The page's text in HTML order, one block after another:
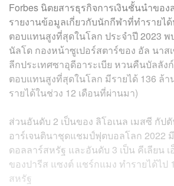
Forbes นิตยสารธุรกิจการเงินชั้นนำของ
รายงานข้อมูลเกี่ยวกับนักกีฬาที่ทำรายไ
ตอบแทนสูงที่สุดในโลก ประจำปี 2023 พ
นัลโด กองหน้าซูเปอร์สตาร์ของ อัล นา
ลีกประเทศซาอุดีอาระเบีย หวนคืนบัลลั
ตอบแทนสูงที่สุดในโลก มีรายได้ 136 ล้
รายได้ในช่วง 12 เดือนที่ผ่านมา)
ส่วนอันดับ 2 เป็นของ ลิโอเนล เมสซี กัป
อาร์เจนตินาชุดแชมป์ฟุตบอลโลก 2022
ดอลลาร์สหรัฐ และอันดับ 3 เป็น คีเลียน เ
ของปารีส แซงต์ แชร์กแมง ทำรายได้ไป
สหรัฐ